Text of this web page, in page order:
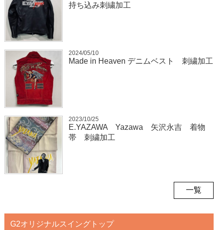
持ち込み刺繍加工
2024/05/10
Made in Heaven デニムベスト 刺繍加工
2023/10/25
E.YAZAWA Yazawa 矢沢永吉 着物
帯 刺繍加工
一覧
G2オリジナルスイングトップ